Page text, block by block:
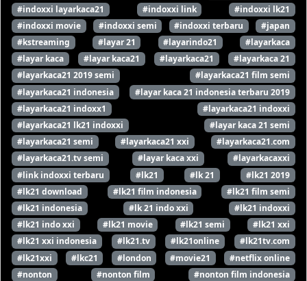
#indoxxi layarkaca21
#indoxxi link
#indoxxi lk21
#indoxxi movie
#indoxxi semi #indoxxi terbaru
#japan
#kstreaming
#layar 21 #layarindo21
#layarkaca
#layar kaca
#layar kaca21 #layarkaca21
#layarkaca 21
#layarkaca21 2019 semi
#layarkaca21 film semi
#layarkaca21 indonesia
#layar kaca 21 indonesia terbaru 2019
#layarkaca21 indoxx1
#layarkaca21 indoxxi
#layarkaca21 lk21 indoxxi
#layar kaca 21 semi
#layarkaca21 semi
#layarkaca21 xxi
#layarkaca21.com
#layarkaca21.tv semi
#layar kaca xxi
#layarkacaxxi
#link indoxxi terbaru
#lk21 #lk 21
#lk21 2019
#lk21 download
#lk21 film indonesia
#lk21 film semi
#lk21 indonesia
#lk 21 indo xxi
#lk21 indoxxi
#lk21 indo xxi
#lk21 movie #lk21 semi
#lk21 xxi
#lk21 xxi indonesia
#lk21.tv #lk21online
#lk21tv.com
#lk21xxi
#lkc21 #london #movie21
#netflix online
#nonton
#nonton film
#nonton film indonesia